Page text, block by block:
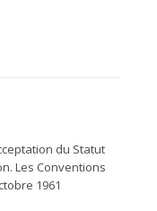
du Statut
Les Conventions
1961